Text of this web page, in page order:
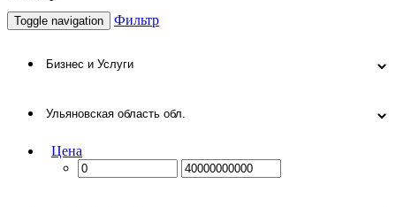
Toggle navigation Фильтр
Цена